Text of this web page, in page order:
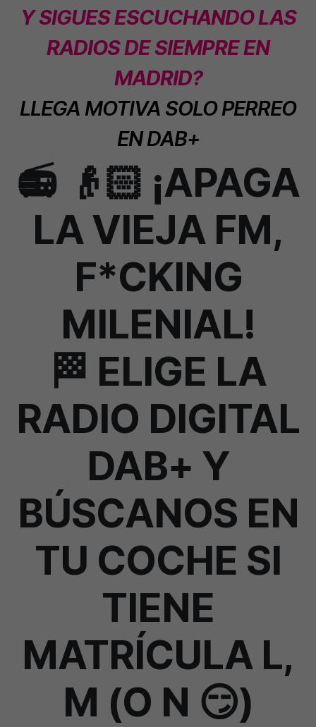
Y SIGUES ESCUCHANDO LAS
RADIOS DE SIEMPRE EN
MADRID?
LLEGA MOTIVA SOLO PERREO
EN DAB+
📻 👴🏻 ¡APAGA
LA VIEJA FM,
F*CKING
MILENIAL!
🏁 ELIGE LA
RADIO DIGITAL
DAB+ Y
BÚSCANOS EN
TU COCHE SI
TIENE
MATRÍCULA L,
M (O N 😏)